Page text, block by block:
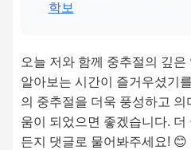
학보
오늘 저와 함께 중추절의 깊
알아보는 시간이 즐거우셨기
의 중추절을 더욱 풍성하고 의
움이 되었으면 좋겠습니다. 더
든지 댓글로 물어봐주세요! 😊